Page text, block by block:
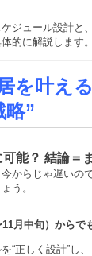
ジュール設計と
的に解説します。
を叶え
略”
能？ 結論＝
からじゃ遅いの
う。
月中旬）からで
“正しく設計”し、